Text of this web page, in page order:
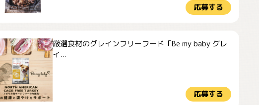
応募する
厳選食材のグレインフリーフード「Be my baby グレ
イ...
応募する